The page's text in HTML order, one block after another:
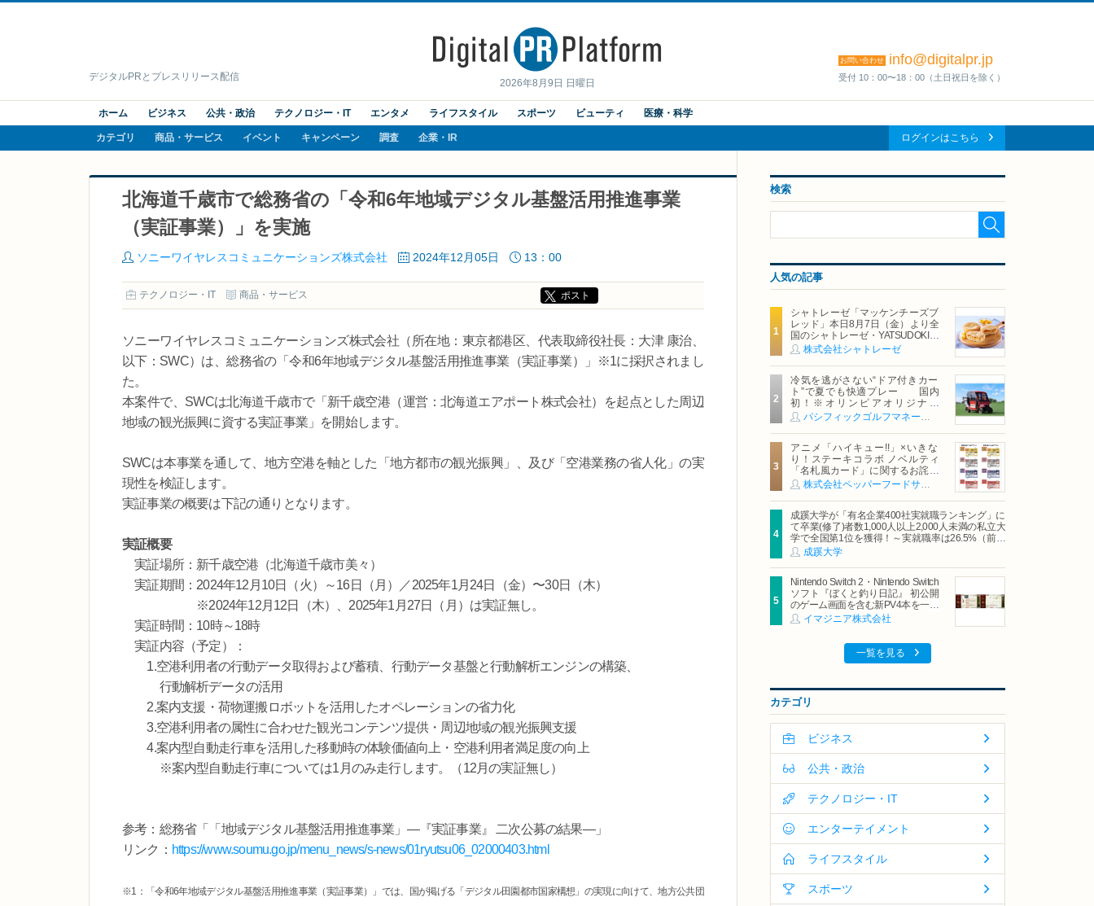
2026年8月9日 日曜日
デジタルPRとプレスリリース配信
お問い合わせ info@digitalpr.jp
受付 10：00〜18：00（土日祝日を除く）
ホーム ビジネス 公共・政治 テクノロジー・IT エンタメ ライフスタイル スポーツ ビューティ 医療・科学
カテゴリ 商品・サービス イベント キャンペーン 調査 企業・IR ログインはこちら
北海道千歳市で総務省の「令和6年地域デジタル基盤活用推進事業
（実証事業）」を実施
ソニーワイヤレスコミュニケーションズ株式会社 2024年12月05日 13：00
テクノロジー・IT 商品・サービス ポスト
ソニーワイヤレスコミュニケーションズ株式会社（所在地：東京都港区、代表取締役社長：大津 康治、
以下：SWC）は、総務省の「令和6年地域デジタル基盤活用推進事業（実証事業）」※1に採択されまし
た。
本案件で、SWCは北海道千歳市で「新千歳空港（運営：北海道エアポート株式会社）を起点とした周辺
地域の観光振興に資する実証事業」を開始します。
SWCは本事業を通して、地方空港を軸とした「地方都市の観光振興」、及び「空港業務の省人化」の実
現性を検証します。
実証事業の概要は下記の通りとなります。
実証概要
実証場所：新千歳空港（北海道千歳市美々）
実証期間：2024年12月10日（火）～16日（月）／2025年1月24日（金）〜30日（木）
※2024年12月12日（木）、2025年1月27日（月）は実証無し。
実証時間：10時～18時
実証内容（予定）：
1.空港利用者の行動データ取得および蓄積、行動データ基盤と行動解析エンジンの構築、
行動解析データの活用
2.案内支援・荷物運搬ロボットを活用したオペレーションの省力化
3.空港利用者の属性に合わせた観光コンテンツ提供・周辺地域の観光振興支援
4.案内型自動走行車を活用した移動時の体験価値向上・空港利用者満足度の向上
※案内型自動走行車については1月のみ走行します。（12月の実証無し）
参考：総務省「「地域デジタル基盤活用推進事業」―『実証事業』 二次公募の結果―」
リンク： https://www.soumu.go.jp/menu_news/s-news/01ryutsu06_02000403.html
※1：「令和6年地域デジタル基盤活用推進事業（実証事業）」では、国が掲げる「デジタル田園都市国家構想」の実現に向けて、地方公共団
検索
人気の記事
シャトレーゼ「マッケンチーズブ
レッド」本日8月7日（金）より全
国のシャトレーゼ・YATSUDOKIで
発売株式会社シャトレーゼ
冷気を逃がさない“ドア付きカー
ト”で夏でも快適プレー 国内
初！※オリンピアオリジナル
「AirCon Cart（エアコンカー
ト）」導入 | ＰＧＭ
アニメ「ハイキュー!!」×いきな
り！ステーキコラボ ノベルティ
「名札風カード」に関するお詫び
および交換対応についてのご案内
成蹊大学が「有名企業400社実就職ランキング」に
て卒業(修了)者数1,000人以上2,000人未満の私立大
学で全国第1位を獲得！～実就職率は26.5%（前年
比＋4.3pt）に伸長、東京の私立大学でも10位にラ
ンクイン～
成蹊大学
Nintendo Switch 2・Nintendo Switch
ソフト『ぼくと釣り日記』 初公開
のゲーム画面を含む新PV4本を一挙
公開！イマジニア株式会社
一覧を見る
カテゴリ
ビジネス
公共・政治
テクノロジー・IT
エンターテイメント
ライフスタイル
スポーツ